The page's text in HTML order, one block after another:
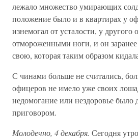
лежало множество умирающих
положение было и в квартирах у
изнемогал от усталости, у другого
отмороженными ноги, и он заранее
свою, которая таким образом
С чинами больше не считались,
офицеров не имело уже своих
недомогание или нездоровье
приговором.
Молодечно, 4 декабря. Сегодня